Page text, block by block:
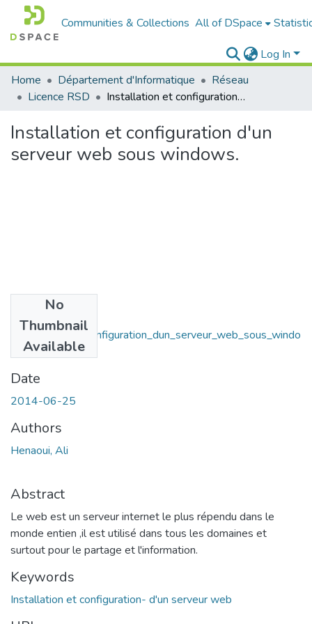
Communities & Collections All of DSpace
Log In
Home
Département d'Informatique
Réseau
Licence RSD
Installation et configuration d'un serveur web sous windows.
Installation et configuration d'un
serveur web sous windows.
No
Thumbnail
Available
Installation_et_configuration_dun_serveur_web_sous_windo
ws.pdf(3.85 MB)
Date
2014-06-25
Authors
Henaoui, Ali
Abstract
Le web est un serveur internet le plus répendu dans le
monde entien ,il est utilisé dans tous les domaines et
surtout pour le partage et l'information.
Keywords
Installation et configuration- d'un serveur web